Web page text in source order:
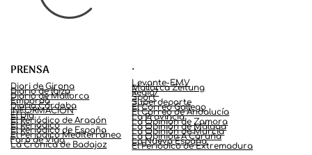
PRENSA
Diari de Girona
Diario de Ibiza
Diario de Mallorca
Empordà
Diario Córdoba
INFORMACIÓN
El Día
El Periódico de Aragón
El Periódico
El Periódico de España
El Periódico Mediterráneo
Faro de Vigo
La Crónica de Badajoz
.
Levante-EMV
Mallorca Zeitung
Regio7
Sport
Superdeporte
El Correo Gallego
El Correo de Andalucía
La Provincia
La Opinión de Zamora
La Opinión de Málaga
La Opinión de Murcia
La Opinión A Coruña
La Nueva España
El Periódico de Extremadura